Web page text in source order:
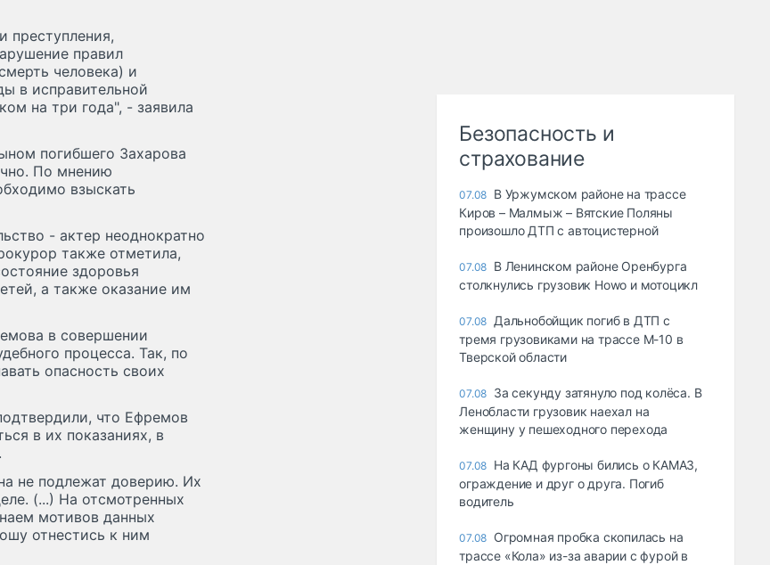
преступления,
правил
человека) и
в исправительной
на три года", - заявила
погибшего Захарова
По мнению
взыскать
- актер неоднократно
также отметила,
здоровья
а также оказание им
в совершении
процесса. Так, по
опасность своих
что Ефремов
в их показаниях, в
не подлежат доверию. Их
(...) На отсмотренных
мотивов данных
отнестись к ним
Безопасность и
страхование
07.08 В Уржумском районе на трассе
Киров – Малмыж – Вятские Поляны
произошло ДТП с автоцистерной
07.08 В Ленинском районе Оренбурга
столкнулись грузовик Howo и мотоцикл
07.08 Дальнобойщик погиб в ДТП с
тремя грузовиками на трассе М-10 в
Тверской области
07.08 За секунду затянуло под колёса. В
Ленобласти грузовик наехал на
женщину у пешеходного перехода
07.08 На КАД фургоны бились о КАМАЗ,
ограждение и друг о друга. Погиб
водитель
07.08 Огромная пробка скопилась на
трассе «Кола» из-за аварии с фурой в